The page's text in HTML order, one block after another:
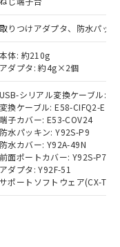
取りつけアダプタ、防水パッ
本体: 約210g
アダプタ: 約4g×2個
USB-シリアル変換ケーブル:
変換ケーブル: E58-CIFQ2-E
端子カバー: E53-COV24
防水パッキン: Y92S-P9
防水カバー: Y92A-49N
前面ポートカバー: Y92S-P7
アダプタ: Y92F-51
サポートソフトウェア(CX-
結果を当社の
漏洩または開
。
スト作成サー
には、I-Web
ている必要が
上で当社にご
ついて、当社
が、当社の製
客様との取
利用すること
より、予定
ード
ードするこ
すべてが基
。
いて有害物
刻な影響を
部門へお問
者に販売する
3の内容を当
た当社は、
る関係者が違
る場合は、取
キャンセル
ムロン制御
売員にご確
在庫状況の